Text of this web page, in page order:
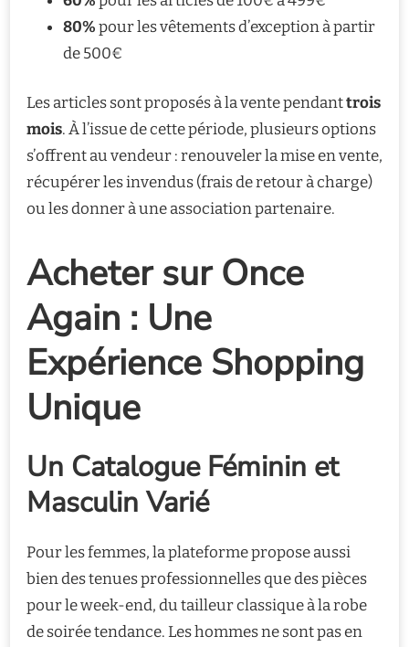
80%pour les vêtements d’exception à partir
de 500€
Les articles sont proposés à la vente pendanttrois
mois. À l’issue de cette période, plusieurs options
s’offrent au vendeur : renouveler la mise en vente,
récupérer les invendus (frais de retour à charge)
ou les donner à une association partenaire.
Acheter sur Once
Again : Une
Expérience Shopping
Unique
Un Catalogue Féminin et
Masculin Varié
Pour les femmes, la plateforme propose aussi
bien des tenues professionnelles que des pièces
pour le week-end, du tailleur classique à la robe
de soirée tendance. Les hommes ne sont pas en